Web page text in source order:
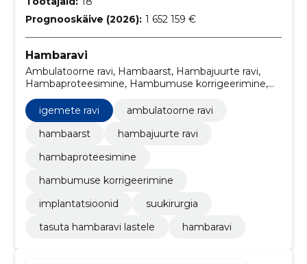
Prognooskäive (2026): 1 652 159 €
Hambaravi
Ambulatoorne ravi, Hambaarst, Hambajuurte ravi,
Hambaproteesimine, Hambumuse korrigeerimine,
Igemete ravi, Implantatsioonid, suukirurgia, Tasuta
hambaravi lastele
igemete ravi
ambulatoorne ravi
hambaarst
hambajuurte ravi
hambaproteesimine
hambumuse korrigeerimine
implantatsioonid
suukirurgia
tasuta hambaravi lastele
hambaravi